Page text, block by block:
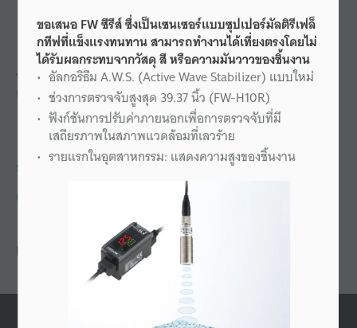
อัลตราโซนิคดิสเพลสเมนต์เซนเซอร์ที่ให้ความละเอียดสูงสุดในรุ่น
เดียวกัน
สอบถาม KEYENCE
02-078-1090
แนะนำ
ขอเสนอ FW ซีรีส์ ซึ่งเป็นเซนเซอร์แบบซุปเปอร์มัลติรีเฟล็
กทีฟที่แข็งแรงทนทาน สามารถทำงานได้เที่ยงตรงโดยไม่
ได้รับผลกระทบจากวัสดุ สี หรือความมันวาวของชิ้นงาน
อัลกอริธึม A.W.S. (Active Wave Stabilizer) แบบใหม่
ช่วงการตรวจจับสูงสุด 39.37 นิ้ว (FW-H10R)
ฟังก์ชันการปรับค่าภายนอกเพื่อการตรวจจับที่มี
เสถียรภาพในสภาพแวดล้อมที่เลวร้าย
รายแรกในอุตสาหกรรม: แสดงความสูงของชิ้นงาน